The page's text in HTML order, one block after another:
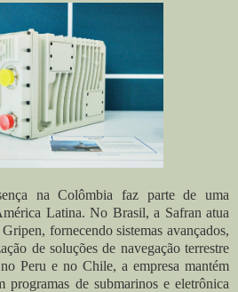
na Colômbia faz parte de uma
Latina. No Brasil, a Safran atua
fornecendo sistemas avançados,
de soluções de navegação terrestre
Peru e no Chile, a empresa mantém
programas de submarinos e eletrônica